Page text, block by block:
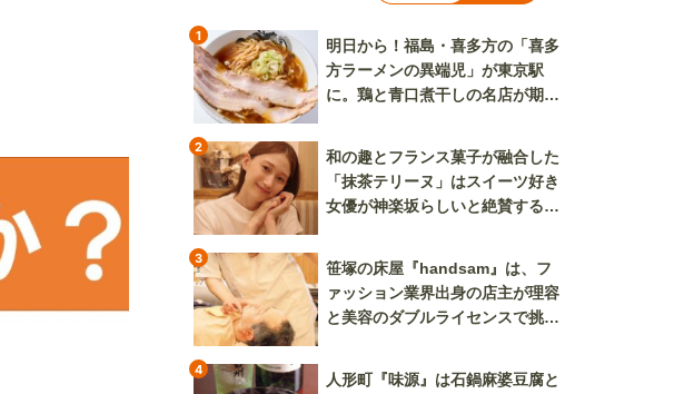
1
明日から！福島・喜多方の「喜多
方ラーメンの異端児」が東京駅
に。鶏と青口煮干しの名店が期間
2
和の趣とフランス菓子が融合した
「抹茶テリーヌ」はスイーツ好き
女優が神楽坂らしいと絶賛する逸
3
笹塚の床屋『handsam』は、フ
ァッション業界出身の店主が理容
と美容のダブルライセンスで挑む
4
人形町『味源』は石鍋麻婆豆腐と